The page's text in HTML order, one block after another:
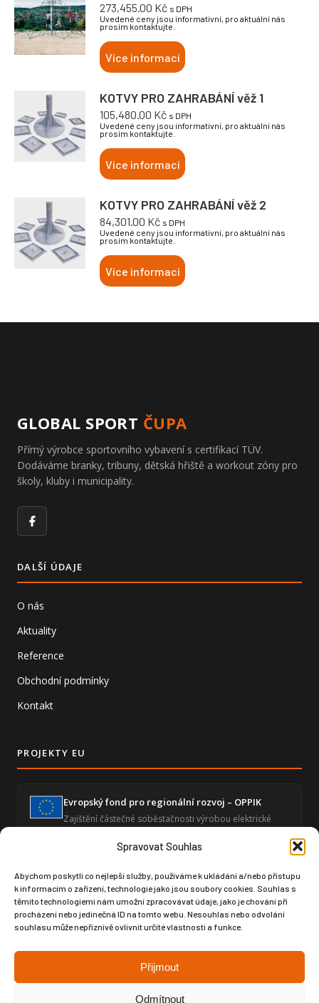
Spravovat Souhlas
Abychom poskytli co nejlepší služby, používáme k ukládání a/nebo přístupu
k informacím o zařízení, technologie jako jsou soubory cookies. Souhlas s
těmito technologiemi nám umožní zpracovávat údaje, jako je chování při
procházení nebo jedinečná ID na tomto webu. Nesouhlas nebo odvolání
souhlasu může nepříznivě ovlivnit určité vlastnosti a funkce.
Přijmout
Odmítnout
273,455.00 Kč s DPH
Uvedené ceny jsou informativní, pro aktuální nás
prosím kontaktujte.
Více informací
KOTVY PRO ZAHRABÁNÍ věž 1
105,480.00 Kč s DPH
Uvedené ceny jsou informativní, pro aktuální nás
prosím kontaktujte.
Více informací
KOTVY PRO ZAHRABÁNÍ věž 2
84,301.00 Kč s DPH
Uvedené ceny jsou informativní, pro aktuální nás
prosím kontaktujte.
Více informací
GLOBAL SPORT ČUPA
Přímý výrobce sportovního vybavení s certifikací TÜV.
Dodáváme branky, tribuny, dětská hřiště a workout zóny pro
školy, kluby i municipality.
Facebook
DALŠÍ ÚDAJE
O nás
Aktuality
Reference
Obchodní podmínky
Kontakt
PROJEKTY EU
Evropský fond pro regionální rozvoj – OPPIK
Zajištění částečné soběstačnosti výrobou elektrické
Zvýšení úrovně digitalizace – GLOBAL SPORT
ČUPA
Posílení digitální infrastruktury prostřednictvím
moderního softwaru pro produktový design a výrobní
dokumentaci.